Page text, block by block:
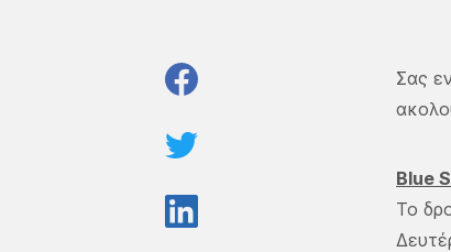
Σας
Blue
Το